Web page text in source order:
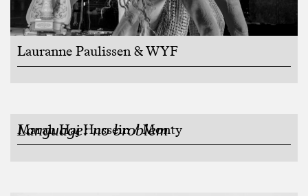
Lauranne Paulissen & WYF
Language: no broblem
Marah Haj Hussein / Monty